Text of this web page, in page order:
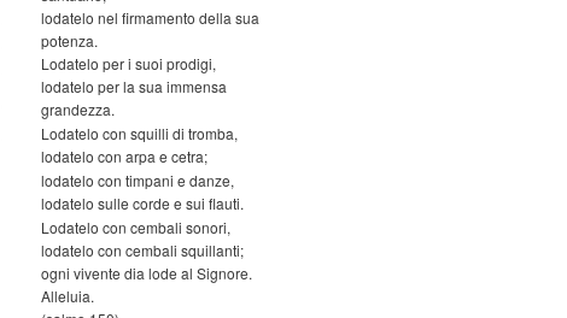
lodatelo nel firmamento della sua
potenza.
Lodatelo per i suoi prodigi,
lodatelo per la sua immensa
grandezza.
Lodatelo con squilli di tromba,
lodatelo con arpa e cetra;
lodatelo con timpani e danze,
lodatelo sulle corde e sui flauti.
Lodatelo con cembali sonori,
lodatelo con cembali squillanti;
ogni vivente dia lode al Signore.
Alleluia.